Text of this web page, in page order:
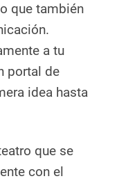
que también
a tu
portal de
idea hasta
que se
con el